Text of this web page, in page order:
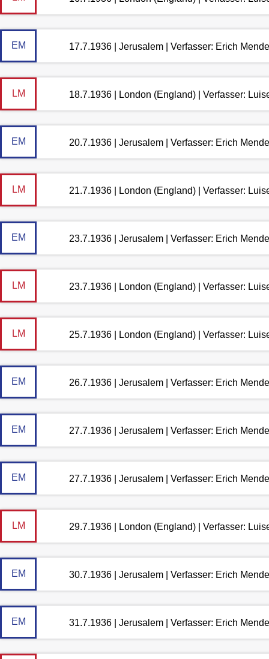
EM 17.7.1936 | Jerusalem | Verfasser: Erich
LM 18.7.1936 | London (England) | Verfasser:
EM 20.7.1936 | Jerusalem | Verfasser: Erich
LM 21.7.1936 | London (England) | Verfasser:
EM 23.7.1936 | Jerusalem | Verfasser: Erich
LM 23.7.1936 | London (England) | Verfasser:
LM 25.7.1936 | London (England) | Verfasser:
EM 26.7.1936 | Jerusalem | Verfasser: Erich
EM 27.7.1936 | Jerusalem | Verfasser: Erich
EM 27.7.1936 | Jerusalem | Verfasser: Erich
LM 29.7.1936 | London (England) | Verfasser:
EM 30.7.1936 | Jerusalem | Verfasser: Erich
EM 31.7.1936 | Jerusalem | Verfasser: Erich